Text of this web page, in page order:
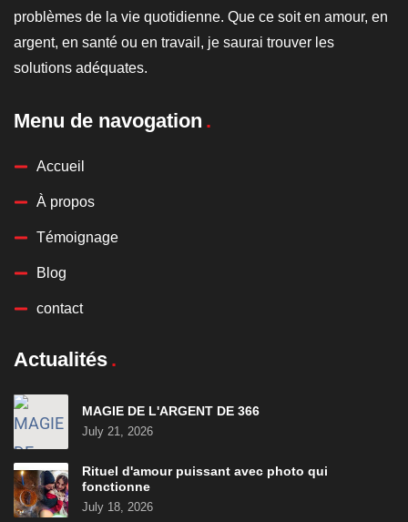
problèmes de la vie quotidienne. Que ce soit en amour, en
argent, en santé ou en travail, je saurai trouver les
solutions adéquates.
Menu de navogation
Accueil
À propos
Témoignage
Blog
contact
Actualités
MAGIE DE L'ARGENT DE 366
July 21, 2026
Rituel d'amour puissant avec photo qui
fonctionne
July 18, 2026